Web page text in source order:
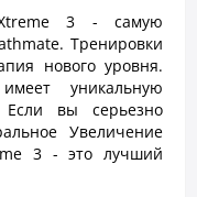
3 - самую
Тренировки
нового уровня.
уникальную
Если вы серьезно
Увеличение
3 - это лучший